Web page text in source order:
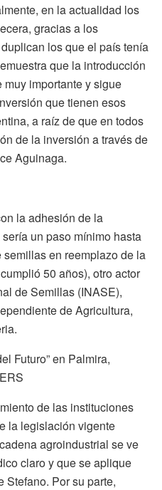
en la actualidad los
gracias a los
los que el país tenía
que la introducción
importante y sigue
que tienen esos
a raíz de que en todos
de la inversión a través de
Aguinaga.
la adhesión de la
un paso mínimo hasta
en reemplazo de la
50 años), otro actor
de Semillas (INASE),
de Agricultura,
Futuro” en Palmira,
de las instituciones
la legislación vigente
agroindustrial se ve
claro y que se aplique
Stefano. Por su parte,